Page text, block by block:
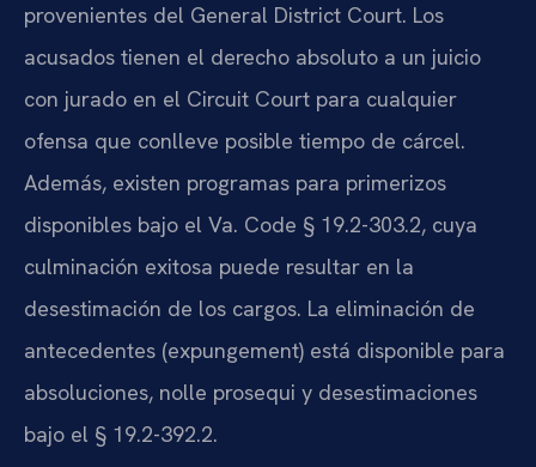
provenientes del General District Court. Los
acusados tienen el derecho absoluto a un juicio
con jurado en el Circuit Court para cualquier
ofensa que conlleve posible tiempo de cárcel.
Además, existen programas para primerizos
disponibles bajo el Va. Code § 19.2-303.2, cuya
culminación exitosa puede resultar en la
desestimación de los cargos. La eliminación de
antecedentes (expungement) está disponible para
absoluciones, nolle prosequi y desestimaciones
bajo el § 19.2-392.2.